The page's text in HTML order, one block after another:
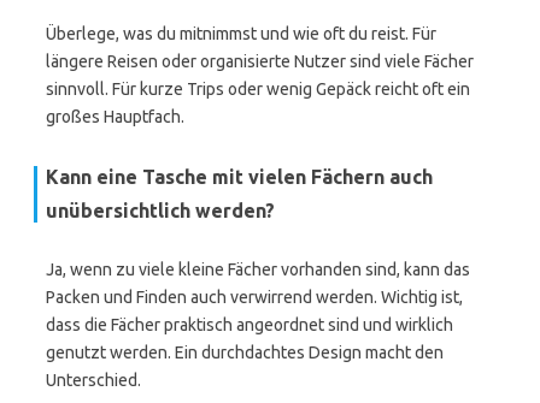
Überlege, was du mitnimmst und wie oft du reist. Für
längere Reisen oder organisierte Nutzer sind viele Fächer
sinnvoll. Für kurze Trips oder wenig Gepäck reicht oft ein
großes Hauptfach.
Kann eine Tasche mit vielen Fächern auch
unübersichtlich werden?
Ja, wenn zu viele kleine Fächer vorhanden sind, kann das
Packen und Finden auch verwirrend werden. Wichtig ist,
dass die Fächer praktisch angeordnet sind und wirklich
genutzt werden. Ein durchdachtes Design macht den
Unterschied.